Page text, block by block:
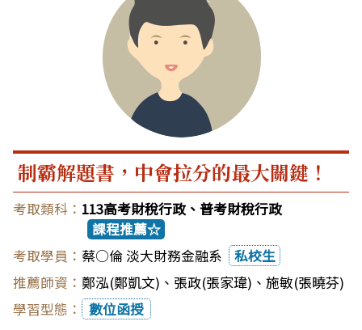
制霸解題書，中會拉分的最大關鍵！
113高考財稅行政、普考財稅行政
課程推薦☆
蔡○倫 淡大財務金融系
私校生
鄭泓(鄭凱文) 、 張政(張家瑋) 、 施敏(張曉芬)
數位函授